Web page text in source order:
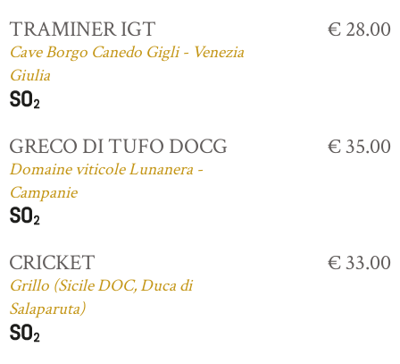
TRAMINER IGT
Cave Borgo Canedo Gigli - Venezia
Giulia
€ 28.00
GRECO DI TUFO DOCG
Domaine viticole Lunanera -
Campanie
€ 35.00
CRICKET
Grillo (Sicile DOC, Duca di
Salaparuta)
€ 33.00